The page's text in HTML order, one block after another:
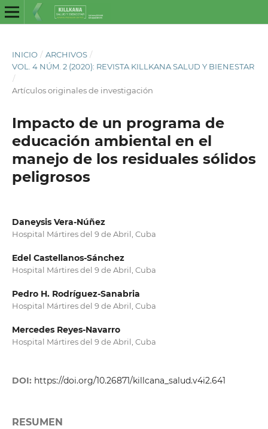
INICIO / ARCHIVOS /
VOL. 4 NÚM. 2 (2020): REVISTA KILLKANA SALUD Y BIENESTAR
/
Artículos originales de investigación
Impacto de un programa de
educación ambiental en el
manejo de los residuales sólidos
peligrosos
Daneysis Vera-Núñez
Hospital Mártires del 9 de Abril, Cuba
Edel Castellanos-Sánchez
Hospital Mártires del 9 de Abril, Cuba
Pedro H. Rodríguez-Sanabria
Hospital Mártires del 9 de Abril, Cuba
Mercedes Reyes-Navarro
Hospital Mártires del 9 de Abril, Cuba
DOI: https://doi.org/10.26871/killcana_salud.v4i2.641
RESUMEN